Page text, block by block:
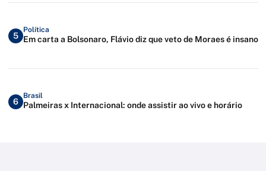
5
Política
Em carta a Bolsonaro, Flávio diz que veto de Moraes é insano
6
Brasil
Palmeiras x Internacional: onde assistir ao vivo e horário